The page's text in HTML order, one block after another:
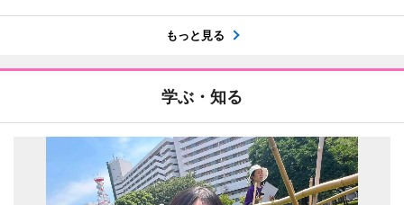
もっと見る
学ぶ・知る